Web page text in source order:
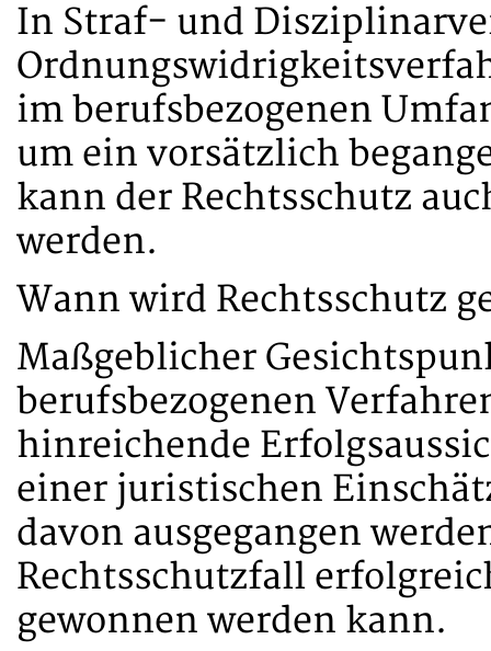
In Straf- und
im berufsbezogenen
um ein vorsätzlich
kann der Rechtsschutz
werden.
Wann wird Rechtsschutz
Maßgeblicher
berufsbezogenen
hinreichende
einer juristischen
davon ausgegangen
Rechtsschutzfall
gewonnen werden kann.